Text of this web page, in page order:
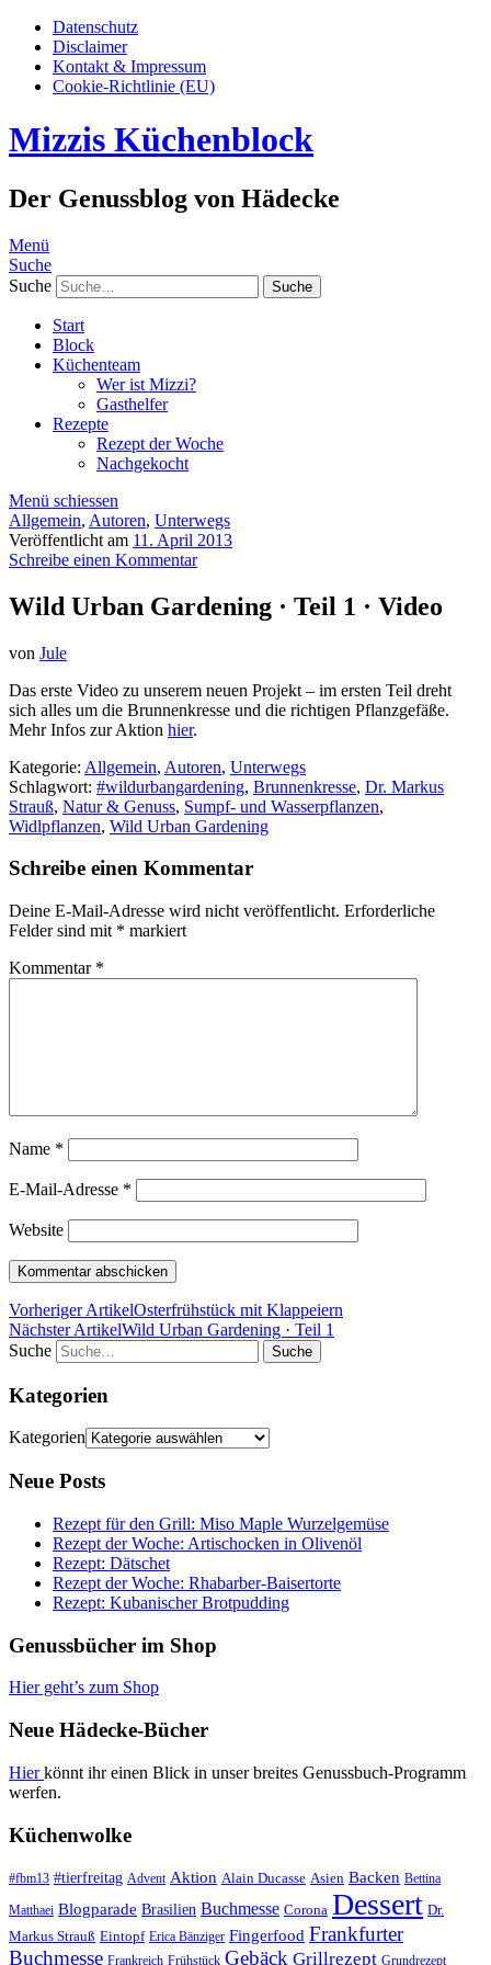
Datenschutz
Disclaimer
Kontakt & Impressum
Cookie-Richtlinie (EU)
Mizzis Küchenblock
Der Genussblog von Hädecke
Menü
Suche
Suche
Start
Block
Küchenteam
Wer ist Mizzi?
Gasthelfer
Rezepte
Rezept der Woche
Nachgekocht
Menü schiessen
Allgemein, Autoren, Unterwegs
Veröffentlicht am 11. April 2013
Schreibe einen Kommentar
Wild Urban Gardening · Teil 1 · Video
von Jule
Das erste Video zu unserem neuen Projekt – im ersten Teil dreht
sich alles um die Brunnenkresse und die richtigen Pflanzgefäße.
Mehr Infos zur Aktion hier.
Kategorie: Allgemein, Autoren, Unterwegs
Schlagwort: #wildurbangardening, Brunnenkresse, Dr. Markus
Strauß, Natur & Genuss, Sumpf- und Wasserpflanzen,
Widlpflanzen, Wild Urban Gardening
Schreibe einen Kommentar
Deine E-Mail-Adresse wird nicht veröffentlicht. Erforderliche
Felder sind mit * markiert
Kommentar *
Name *
E-Mail-Adresse *
Website
Vorheriger ArtikelOsterfrühstück mit Klappeiern
Nächster ArtikelWild Urban Gardening · Teil 1
Suche
Kategorien
Kategorien
Neue Posts
Rezept für den Grill: Miso Maple Wurzelgemüse
Rezept der Woche: Artischocken in Olivenöl
Rezept: Dätschet
Rezept der Woche: Rhabarber-Baisertorte
Rezept: Kubanischer Brotpudding
Genussbücher im Shop
Hier geht’s zum Shop
Neue Hädecke-Bücher
Hierkönnt ihr einen Blick in unser breites Genussbuch-Programm
werfen.
Küchenwolke
#fbm13 #tierfreitag Advent Aktion Alain Ducasse Asien Backen Bettina
Matthaei Blogparade Brasilien Buchmesse Corona Dessert Dr.
Markus Strauß Eintopf Erica Bänziger Fingerfood Frankfurter
Buchmesse Frankreich Frühstück Gebäck Grillrezept Grundrezept